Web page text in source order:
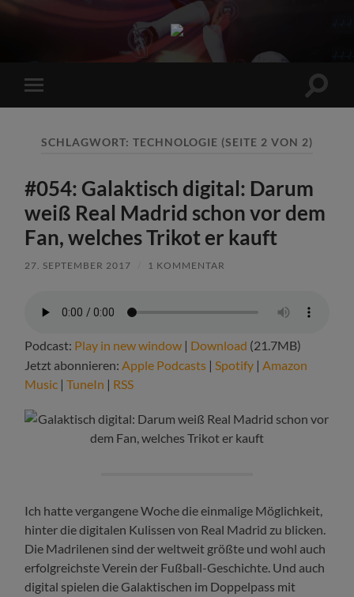
Sports
Maniac
Mobile-
Menü
SCHLAGWORT: TECHNOLOGIE (SEITE 2 VON 2)
#054: Galaktisch digital: Darum
weiß Real Madrid schon vor dem
Fan, welches Trikot er kauft
27. SEPTEMBER 2017 1 KOMMENTAR
Podcast: Play in new window | Download (21.7MB)
Jetzt abonnieren:Apple Podcasts |Spotify |Amazon
Music |TuneIn | RSS
Ich hatte vergangene Woche die einmalige Möglichkeit,
hinter die digitalen Kulissen von Real Madrid zu blicken.
Die Madrilenen sind der weltweit größte und wohl auch
erfolgreichste Verein der Fußball-Geschichte. Und auch
digital spielen die Galaktischen im Doppelpass mit